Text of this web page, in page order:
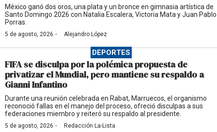
México ganó dos oros, una plata y un bronce en gimnasia artística de
Santo Domingo 2026 con Natalia Escalera, Victoria Mata y Juan Pablo
Porras.
5 de agosto, 2026 · Alejandro López
DEPORTES
FIFA se disculpa por la polémica propuesta de
privatizar el Mundial, pero mantiene su respaldo a
Gianni Infantino
Durante una reunión celebrada en Rabat, Marruecos, el organismo
reconoció fallas en el manejo del proceso, ofreció disculpas a sus
federaciones miembro y reiteró su respaldo al presidente.
5 de agosto, 2026 · Redacción La-Lista